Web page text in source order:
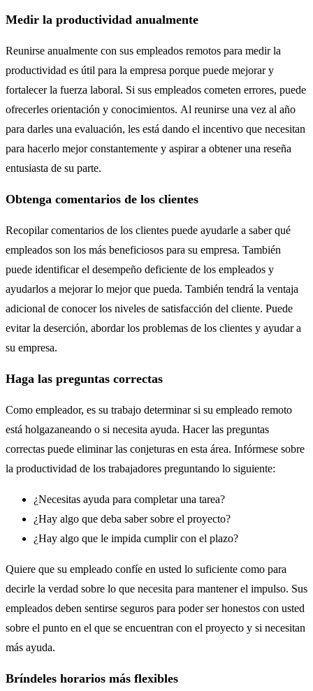
Medir la productividad anualmente
Reunirse anualmente con sus empleados remotos para medir la
productividad es útil para la empresa porque puede mejorar y
fortalecer la fuerza laboral. Si sus empleados cometen errores, puede
ofrecerles orientación y conocimientos. Al reunirse una vez al año
para darles una evaluación, les está dando el incentivo que necesitan
para hacerlo mejor constantemente y aspirar a obtener una reseña
entusiasta de su parte.
Obtenga comentarios de los clientes
Recopilar comentarios de los clientes puede ayudarle a saber qué
empleados son los más beneficiosos para su empresa. También
puede identificar el desempeño deficiente de los empleados y
ayudarlos a mejorar lo mejor que pueda. También tendrá la ventaja
adicional de conocer los niveles de satisfacción del cliente. Puede
evitar la deserción, abordar los problemas de los clientes y ayudar a
su empresa.
Haga las preguntas correctas
Como empleador, es su trabajo determinar si su empleado remoto
está holgazaneando o si necesita ayuda. Hacer las preguntas
correctas puede eliminar las conjeturas en esta área. Infórmese sobre
la productividad de los trabajadores preguntando lo siguiente:
¿Necesitas ayuda para completar una tarea?
¿Hay algo que deba saber sobre el proyecto?
¿Hay algo que le impida cumplir con el plazo?
Quiere que su empleado confíe en usted lo suficiente como para
decirle la verdad sobre lo que necesita para mantener el impulso. Sus
empleados deben sentirse seguros para poder ser honestos con usted
sobre el punto en el que se encuentran con el proyecto y si necesitan
más ayuda.
Bríndeles horarios más flexibles